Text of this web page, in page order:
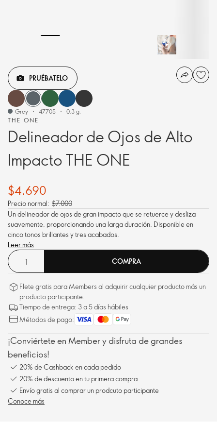
THE ONE
Delineador de Ojos de Alto
Impacto THE ONE
PRUÉBATELO
Grey 47705 0.3 g.
$4.690
Precio normal: $7.000
Un delineador de ojos de gran impacto que se retuerce y desliza
suavemente, proporcionando una larga duración. Disponible en
cinco tonos brillantes y tres acabados.
Leer más
COMPRA
Flete gratis para Members al adquirir cualquier producto más un
producto participante.
Tiempo de entrega: 3 a 5 días hábiles
Métodos de pago:
¡Conviértete en Member y disfruta de grandes
beneficios!
20% de Cashback en cada pedido
20% de descuento en tu primera compra
Envío gratis al comprar un prodcuto participante
Conoce más